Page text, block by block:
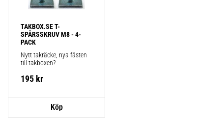
TAKBOX.SE T-
SPÅRSSKRUV M8 - 4-
PACK
Nytt takräcke, nya fästen
till takboxen?
195 kr